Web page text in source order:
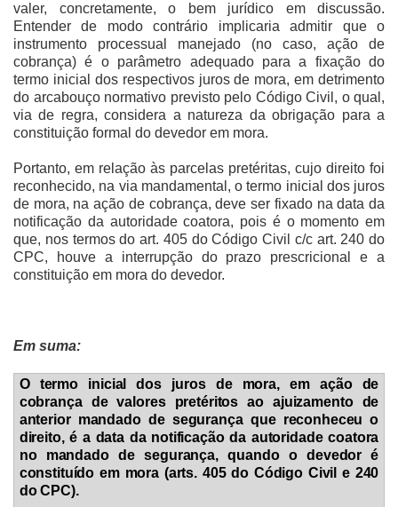
valer, concretamente, o bem jurídico em discussão.
Entender de modo contrário implicaria admitir que o
instrumento processual manejado (no caso, ação de
cobrança) é o parâmetro adequado para a fixação do
termo inicial dos respectivos juros de mora, em detrimento
do arcabouço normativo previsto pelo Código Civil, o qual,
via de regra, considera a natureza da obrigação para a
constituição formal do devedor em mora.
Portanto, em relação às parcelas pretéritas, cujo direito foi
reconhecido, na via mandamental, o termo inicial dos juros
de mora, na ação de cobrança, deve ser fixado na data da
notificação da autoridade coatora, pois é o momento em
que, nos termos do art. 405 do Código Civil c/c art. 240 do
CPC, houve a interrupção do prazo prescricional e a
constituição em mora do devedor.
Em suma:
O termo inicial dos juros de mora, em ação de
cobrança de valores pretéritos ao ajuizamento de
anterior mandado de segurança que reconheceu o
direito, é a data da notificação da autoridade coatora
no mandado de segurança, quando o devedor é
constituído em mora (arts. 405 do Código Civil e 240
do CPC).